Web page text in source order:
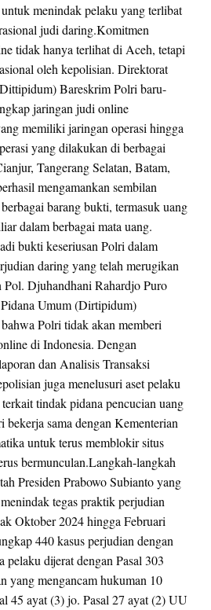
menindak pelaku yang terlibat
judi daring.Komitmen
tidak hanya terlihat di Aceh, tetapi
oleh kepolisian. Direktorat
Bareskrim Polri baru-
jaringan judi online
memiliki jaringan operasi hingga
yang dilakukan di berbagai
Tangerang Selatan, Batam,
mengamankan sembilan
barang bukti, termasuk uang
dalam berbagai mata uang.
bukti keseriusan Polri dalam
daring yang telah merugikan
Pol. Djuhandhani Rahardjo Puro
Umum (Dirtipidum)
Polri tidak akan memberi
di Indonesia. Dengan
dan Analisis Transaksi
juga menelusuri aset pelaku
tindak pidana pencucian uang
sama dengan Kementerian
untuk terus memblokir situs
bermunculan.Langkah-langkah
Presiden Prabowo Subianto yang
tegas praktik perjudian
Oktober 2024 hingga Februari
440 kasus perjudian dengan
pelaku dijerat dengan Pasal 303
yang mengancam hukuman 10
45 ayat (3) jo. Pasal 27 ayat (2) UU